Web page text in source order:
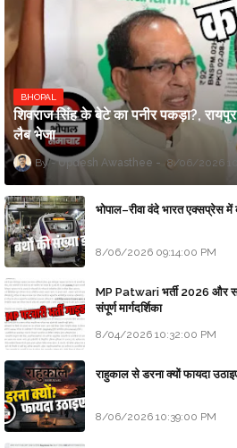
BHOPAL
शिवराज सिंह के बेटे का पनीर पकड़ा?,
लैब भेजा
Updesh Awasthee 8/06/2026
भोपाल–रीवा वंदे भारत एक्सप्रेस में
8/06/2026 09:14:00 PM
MP Patwari भर्ती 2026 और
संपूर्ण मार्गदर्शिका
8/04/2026 10:32:00 PM
राहुकाल से डरना क्यों फायदा
8/06/2026 10:39:00 PM